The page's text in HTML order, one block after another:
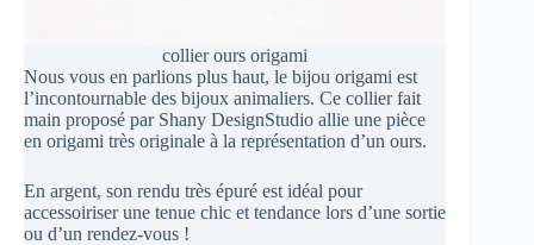
collier ours origami
Nous vous en parlions plus haut, le bijou origami est
l’incontournable des bijoux animaliers. Ce collier fait
main proposé par Shany DesignStudio allie une pièce
en origami très originale à la représentation d’un ours.
En argent, son rendu très épuré est idéal pour
accessoiriser une tenue chic et tendance lors d’une sortie
ou d’un rendez-vous !